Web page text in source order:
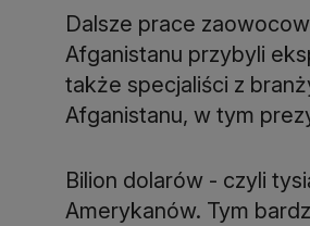
Dalsze prace
Afganistanu przybyli
także specjaliści z
Afganistanu, w tym
Bilion dolarów - czyli
Amerykanów. Tym